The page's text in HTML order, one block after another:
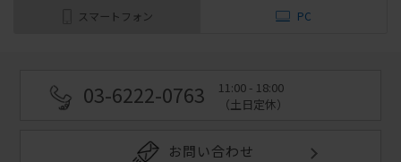
スマートフォン PC
03-6222-0763
11:00 - 18:00
（土日定休）
お問い合わせ